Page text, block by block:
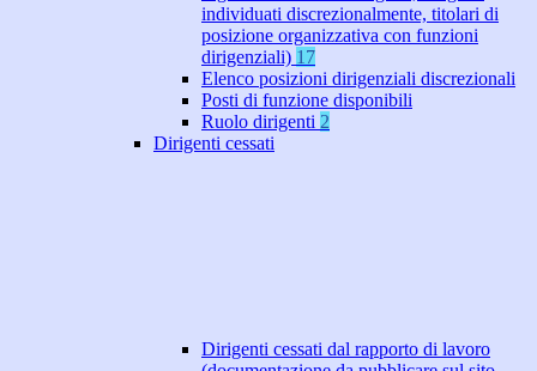
individuati discrezionalmente, titolari di
posizione organizzativa con funzioni
dirigenziali) 17
Elenco posizioni dirigenziali discrezionali
Posti di funzione disponibili
Ruolo dirigenti 2
Dirigenti cessati
Dirigenti cessati dal rapporto di lavoro